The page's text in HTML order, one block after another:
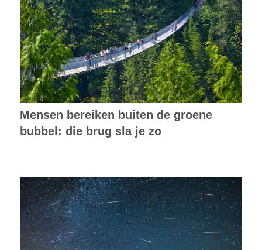
Mensen bereiken buiten de groene
bubbel: die brug sla je zo